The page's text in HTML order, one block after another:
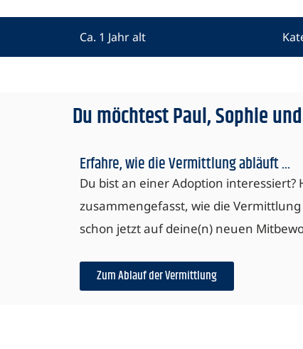
Ca. 1 Jahr alt
Du möchtest Paul, Sophie
Erfahre, wie die Vermittlung abläuft ...
Du bist an einer Adoption interessiert?
zusammengefasst, wie die
schon jetzt auf deine(n) neuen
Zum Ablauf der Vermittlung